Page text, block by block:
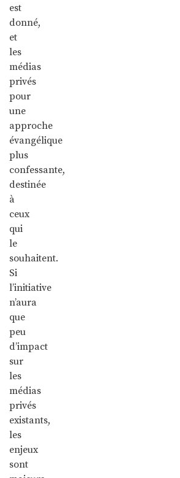
est
donné,
et
les
médias
privés
pour
une
approche
évangélique
plus
confessante,
destinée
à
ceux
qui
le
souhaitent.
Si
l’initiative
n’aura
que
peu
d’impact
sur
les
médias
privés
existants,
les
enjeux
sont